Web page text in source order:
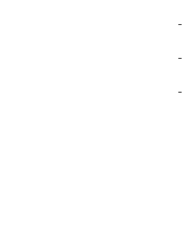
-
-
-